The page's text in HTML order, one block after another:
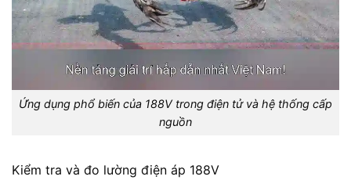
Ứng dụng phổ biến của 188V trong điện tử và hệ thống cấp
nguồn
Kiểm tra và đo lường điện áp 188V